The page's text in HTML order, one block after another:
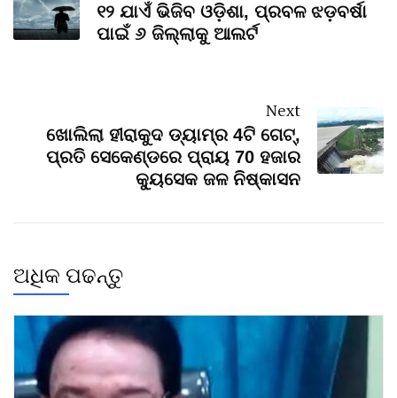
୧୨ ଯାଏଁ ଭିଜିବ ଓଡ଼ିଶା, ପ୍ରବଳ ଝଡ଼ବର୍ଷା
ପାଇଁ ୬ ଜିଲ୍ଲାକୁ ଆଲର୍ଟ
Next
ଖୋଲିଲା ହୀରାକୁଦ ଡ୍ୟାମ୍‌ର 4ଟି ଗେଟ୍‌,
ପ୍ରତି ସେକେଣ୍ଡରେ ପ୍ରାୟ 70 ହଜାର
କ୍ୟୁସେକ ଜଳ ନିଷ୍କାସନ
ଅଧିକ ପଢନ୍ତୁ